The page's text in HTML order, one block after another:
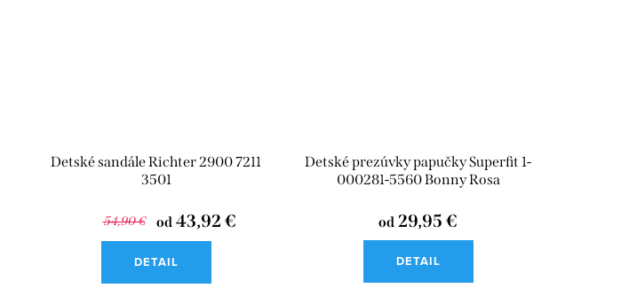
Detské sandále Richter 2900 7211
3501
54,90 € od43,92 €
DETAIL
Detské prezúvky papučky Superfit 1-
000281-5560 Bonny Rosa
od 29,95 €
DETAIL